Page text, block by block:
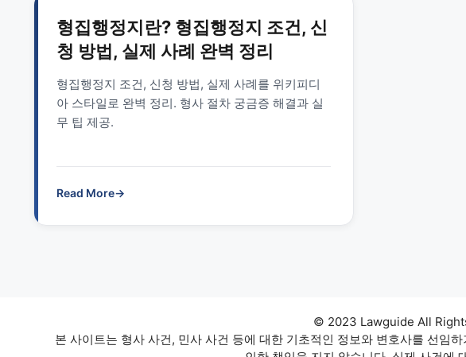
형집행정지란? 형집행정지 조건, 신
청 방법, 실제 사례 완벽 정리
형집행정지 조건, 신청 방법, 실제 사례를 위키피디
아 스타일로 완벽 정리. 형사 절차 궁금증 해결과 실
무 팁 제공.
Read More→
© 2023 Lawguide All
본 사이트는 형사 사건, 민사 사건 등에 대한 기초적인 정보와 변호사를 선임